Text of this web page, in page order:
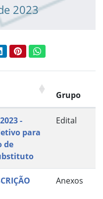
2023
LinkedInPinterestWhatsApp
Grupo
-
para
de
Edital
Anexos